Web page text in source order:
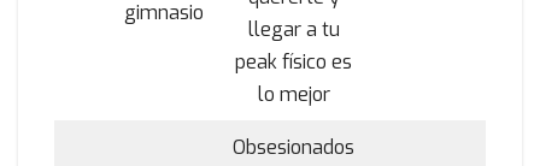
gimnasio
llegar a tu
peak físico es
lo mejor
Obsesionados